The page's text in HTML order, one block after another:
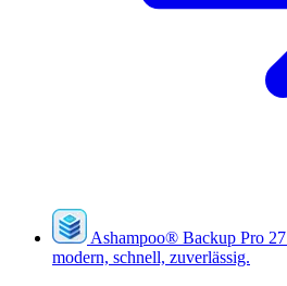
Ashampoo® Backup Pro 27
modern, schnell, zuverlässig.